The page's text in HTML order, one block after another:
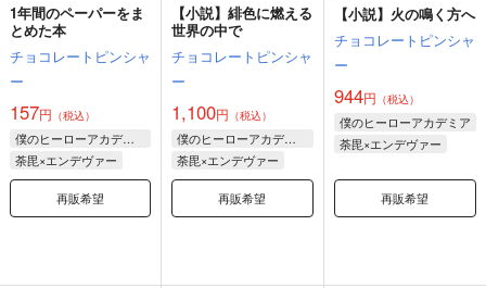
1年間のペーパーをま
とめた本
チョコレートピンシャ
ー
157円 （税込）
僕のヒーローアカデミア
荼毘×エンデヴァー
再販希望
【小説】緋色に燃える
世界の中で
チョコレートピンシャ
ー
1,100円 （税込）
僕のヒーローアカデミア
荼毘×エンデヴァー
再販希望
【小説】火の鳴く方へ
チョコレートピンシャ
ー
944円 （税込）
僕のヒーローアカデミア
荼毘×エンデヴァー
再販希望